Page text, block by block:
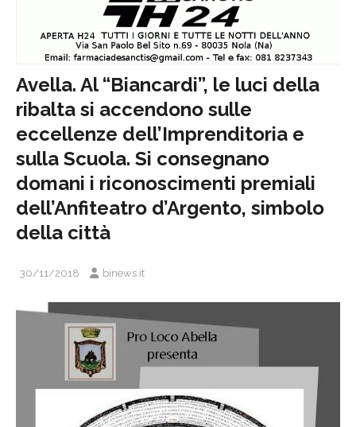
Avella. Al “Biancardi”, le luci della
ribalta si accendono sulle
eccellenze dell’Imprenditoria e
sulla Scuola. Si consegnano
domani i riconoscimenti premiali
dell’Anfiteatro d’Argento, simbolo
della città
30/11/2018 binews.it